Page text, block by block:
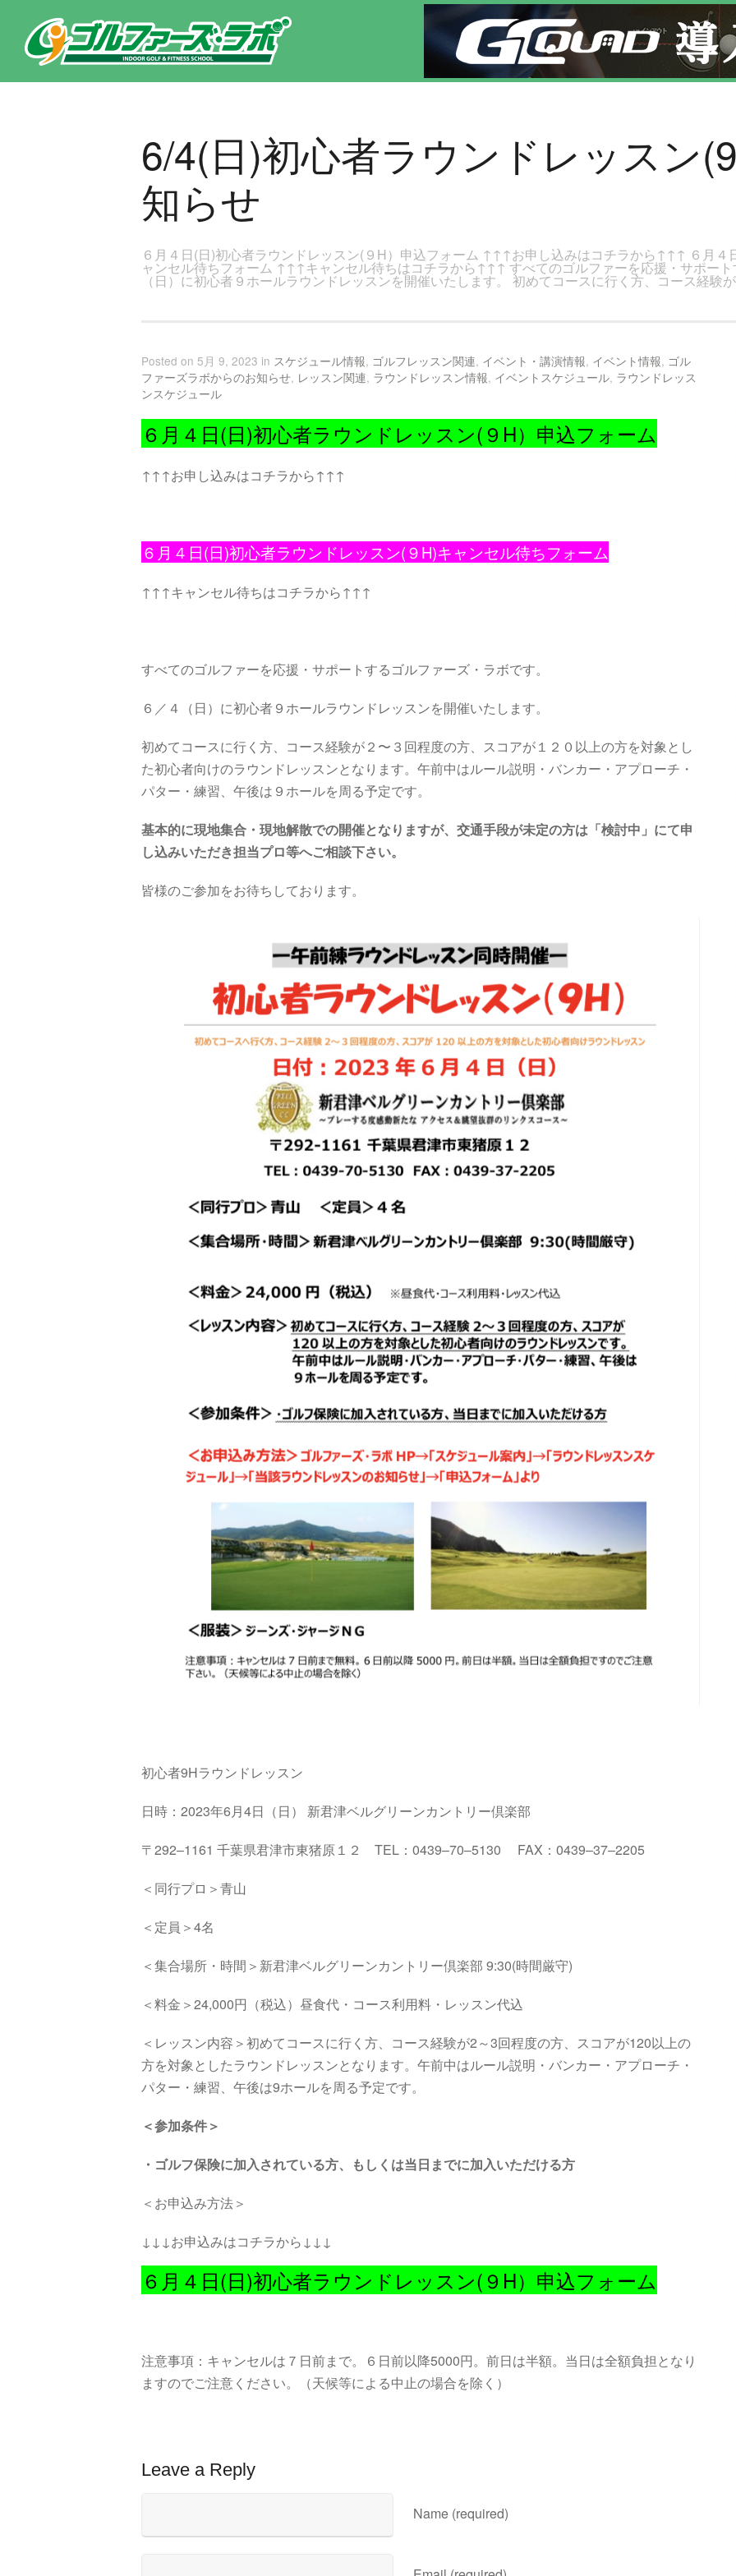
東京都新宿区・文京区ゴルフレッスンのゴルファーズ・ラボ » 6/4(日)初心者ラウンドレッスン(9H)開催のお知らせのページです。新宿区、若松河田で気軽にゴルフレッスン！
6/4(日)初心者ラウンドレッスン
知らせ
６月４日(日)初心者ラウンドレッスン(９H）申込フォーム ↑↑↑お申し込みはコチラから↑↑↑ ６月４
ャンセル待ちフォーム ↑↑↑キャンセル待ちはコチラから↑↑↑ すべてのゴルファーを応援・サポート
（日）に初心者９ホールラウンドレッスンを開催いたします。 初めてコースに行く方、コース経験
Posted on 5月 9, 2023 in スケジュール情報, ゴルフレッスン関連, イベント・講演情報, イベント情報, ゴル
ファーズラボからのお知らせ, レッスン関連, ラウンドレッスン情報, イベントスケジュール, ラウンドレッス
ンスケジュール
６月４日(日)初心者ラウンドレッスン(９H）申込フォーム
↑↑↑お申し込みはコチラから↑↑↑
６月４日(日)初心者ラウンドレッスン(９H)キャンセル待ちフォーム
↑↑↑キャンセル待ちはコチラから↑↑↑
すべてのゴルファーを応援・サポートするゴルファーズ・ラボです。
６／４（日）に初心者９ホールラウンドレッスンを開催いたします。
初めてコースに行く方、コース経験が２〜３回程度の方、スコアが１２０以上の方を対象とし
た初心者向けのラウンドレッスンとなります。午前中はルール説明・バンカー・アプローチ・
パター・練習、午後は９ホールを周る予定です。
基本的に現地集合・現地解散での開催となりますが、交通手段が未定の方は「検討中」にて申
し込みいただき担当プロ等へご相談下さい。
皆様のご参加をお待ちしております。
初心者9Hラウンドレッスン
日時：2023年6月4日（日） 新君津ベルグリーンカントリー倶楽部
〒292–1161 千葉県君津市東猪原１２ TEL ： 0439–70–5130 FAX ： 0439–37–2205
＜同行プロ＞青山
＜定員＞4名
＜集合場所・時間＞ 新君津ベルグリーンカントリー倶楽部 9:30(時間厳守)
＜料金＞24,000円（税込）昼食代・コース利用料・レッスン代込
＜レッスン内容＞初めてコースに行く方、コース経験が2～3回程度の方、スコアが120以上の
方を対象としたラウンドレッスンとなります。午前中はルール説明・バンカー・アプローチ・
パター・練習、午後は9ホールを周る予定です。
＜参加条件＞
・ ゴルフ保険に加入されている方、もしくは当日までに加入いただける方
＜お申込み方法＞
↓↓↓お申込みはコチラから↓↓↓
６月４日(日)初心者ラウンドレッスン(９H）申込フォーム
注意事項：キャンセルは７日前まで。６日前以降5000円。前日は半額。当日は全額負担となり
ますのでご注意ください。（天候等による中止の場合を除く）
Leave a Reply
Name (required)